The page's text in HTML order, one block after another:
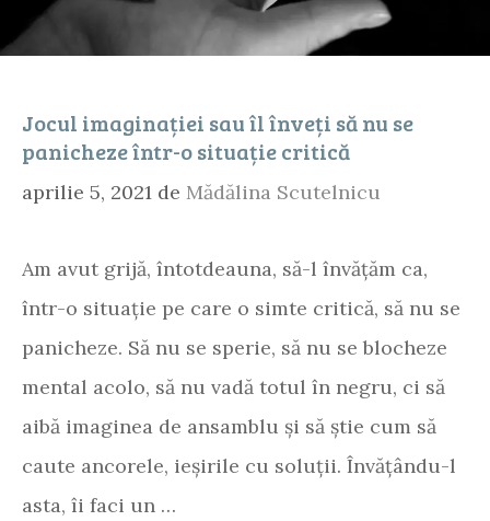
Jocul imaginației sau îl înveți să nu se
panicheze într-o situație critică
aprilie 5, 2021 de Mădălina Scutelnicu
Am avut grijă, întotdeauna, să-l învățăm ca,
într-o situație pe care o simte critică, să nu se
panicheze. Să nu se sperie, să nu se blocheze
mental acolo, să nu vadă totul în negru, ci să
aibă imaginea de ansamblu și să știe cum să
caute ancorele, ieșirile cu soluții. Învățându-l
asta, îi faci un …